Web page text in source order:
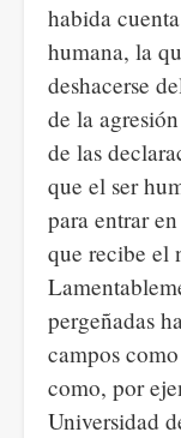
habida
humana, la
deshacerse
de la
de las
que el ser
para entrar
que recibe el
pergeñadas
campos
como, por
Universidad